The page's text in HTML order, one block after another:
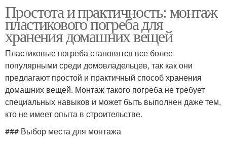
Простота и практичность: монтаж
пластикового погреба для
хранения домашних вещей
Пластиковые погреба становятся все более
популярными среди домовладельцев, так как они
предлагают простой и практичный способ хранения
домашних вещей. Монтаж такого погреба не требует
специальных навыков и может быть выполнен даже тем,
кто не имеет опыта в строительстве.
### Выбор места для монтажа